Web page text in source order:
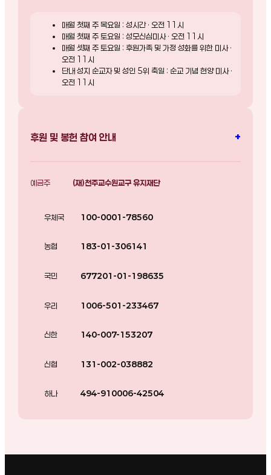
매월 첫째 주 목요일 : 성시간 · 오전 11시
매월 첫째 주 토요일 : 성모신심미사 · 오전 11시
매월 셋째 주 토요일 : 후원가족 및 가정 성화를 위한 미사 ·
오전 11시
단내 성지 순교자 및 성인 5위 축일 : 순교 기념 현양 미사 ·
오전 11시
후원 및 봉헌 참여 안내 +
예금주 (재)천주교수원교구 유지재단
우체국 100-0001-78560
농협 183-01-306141
국민 677201-01-198635
우리 1006-501-233467
신한 140-007-153207
신협 131-002-038882
하나 494-910006-42504